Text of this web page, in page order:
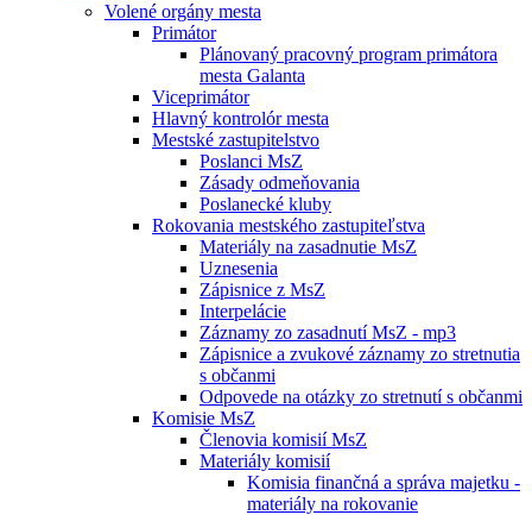
Volené orgány mesta
Primátor
Plánovaný pracovný program primátora
mesta Galanta
Viceprimátor
Hlavný kontrolór mesta
Mestské zastupitelstvo
Poslanci MsZ
Zásady odmeňovania
Poslanecké kluby
Rokovania mestského zastupiteľstva
Materiály na zasadnutie MsZ
Uznesenia
Zápisnice z MsZ
Interpelácie
Záznamy zo zasadnutí MsZ - mp3
Zápisnice a zvukové záznamy zo stretnutia
s občanmi
Odpovede na otázky zo stretnutí s občanmi
Komisie MsZ
Členovia komisií MsZ
Materiály komisií
Komisia finančná a správa majetku -
materiály na rokovanie